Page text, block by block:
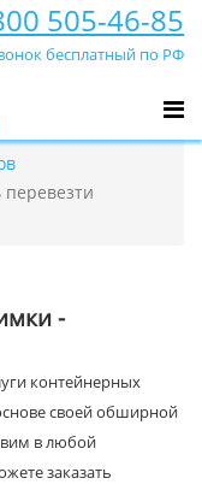
505-46-85
бесплатный по РФ
-
контейнерных
своей обширной
в любой
заказать